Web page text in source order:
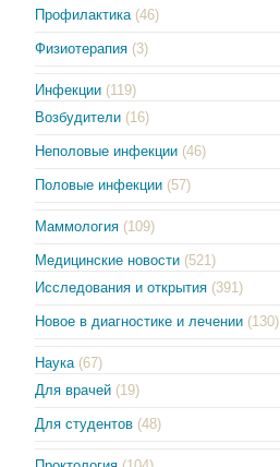
Профилактика (46)
Физиотерапия (3)
Инфекции (119)
Возбудители (16)
Неполовые инфекции (46)
Половые инфекции (57)
Маммология (109)
Медицинские новости (521)
Исследования и открытия (391)
Новое в диагностике и лечении (130)
Наука (67)
Для врачей (19)
Для студентов (48)